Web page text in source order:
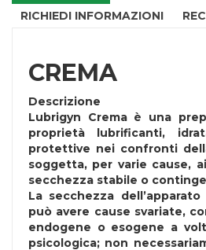
RICHIEDI INFORMAZIONI
CREMA
Descrizione
Lubrigyn Crema è una
proprietà lubrificanti,
protettive nei confronti
soggetta, per varie cause,
secchezza stabile o
La secchezza
può avere cause svariate,
endogene o esogene a
psicologica; non